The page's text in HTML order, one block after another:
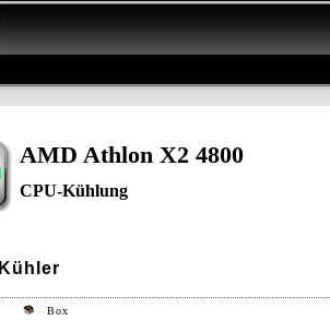
AMD Athlon X2 4800
CPU-Kühlung
Kühler
Box